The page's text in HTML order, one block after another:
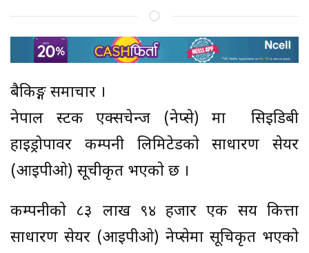
बैकिङ्ग समाचार ।
नेपाल स्टक एक्सचेन्ज (नेप्से) मा सिईडिबी
हाइड्रोपावर कम्पनी लिमिटेडकाे साधारण सेयर
(आईपीओ) सूचीकृत भएकाे छ ।
कम्पनीकाे ८३ लाख ९४ हजार एक सय कित्ता
साधारण सेयर (आईपीओ) नेप्सेमा सूचिकृत भएकाे